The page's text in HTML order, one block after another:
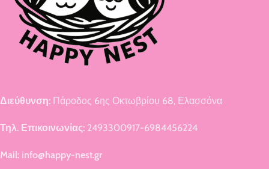
Διεύθυνση: Πάροδος 6ης Οκτωβρίου 68, Ελασσόνα
Τηλ. Επικοινωνίας: 2493300917-6984456224
Mail: info@happy-nest.gr